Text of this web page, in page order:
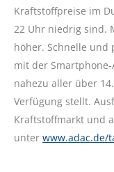
Kraftstoffpreise im
22 Uhr niedrig sind.
höher. Schnelle und
mit der Smartphone-
nahezu aller über
Verfügung stellt.
Kraftstoffmarkt und
unter www.adac.de/